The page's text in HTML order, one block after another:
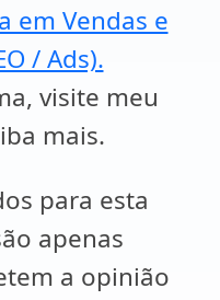
em Vendas e
/ Ads).
visite meu
mais.
para esta
apenas
a opinião